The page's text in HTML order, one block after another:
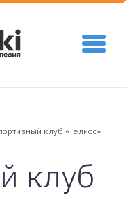
клуб «Гелиос»
клуб